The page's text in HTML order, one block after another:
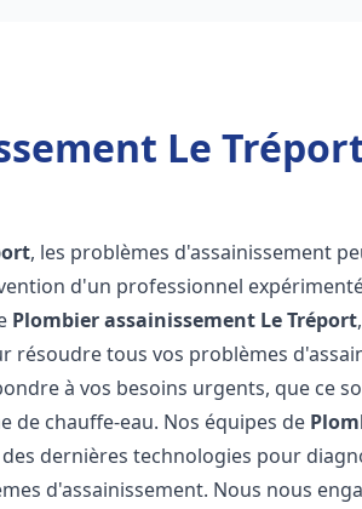
Le
, les problèmes d'assainissement
d'un professionnel
Plombier assainissement Le Tréport
résoudre tous vos problèmes
à vos besoins urgents, que ce
de chauffe-eau. Nos équipes de
dernières technologies pour
d'assainissement. Nous nous